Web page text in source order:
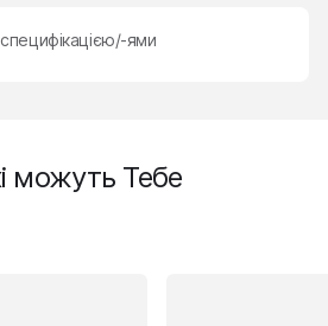
специфікацією/-ями